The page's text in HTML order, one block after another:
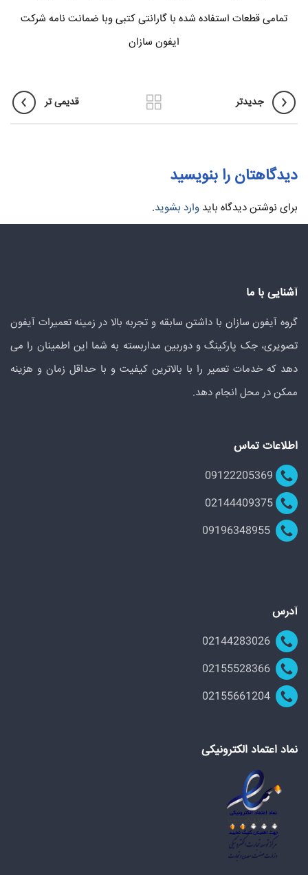
تمامی قطعات استفاده شده با گارانتی کتبی وبا ضمانت نامه شرکت
ایفون سازان
جدیدتر قدیمی تر
دیدگاهتان را بنویسید
برای نوشتن دیدگاه باید وارد بشوید.
آشنایی با ما
گروه آیفون سازان با داشتن سابقه و تجربه بالا در زمینه تعمیرات آیفون
تصویری، جک پارکینگ و دوربین مداربسته به شما این اطمینان را می
دهد که خدمات تعمیر را با بالاترین کیفیت و با حداقل زمان و هزینه
ممکن در محل انجام دهد.
اطلاعات تماس
آدرس
نماد اعتماد الکترونیکی